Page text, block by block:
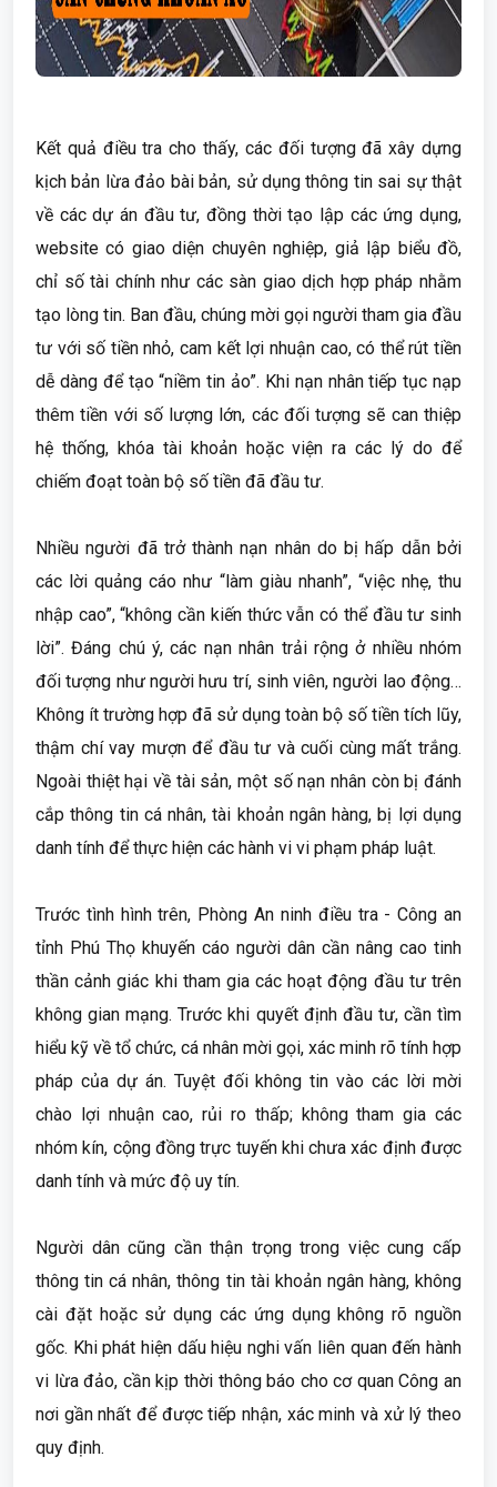
Kết quả điều tra cho thấy, các đối tượng đã xây dựng
kịch bản lừa đảo bài bản, sử dụng thông tin sai sự thật
về các dự án đầu tư, đồng thời tạo lập các ứng dụng,
website có giao diện chuyên nghiệp, giả lập biểu đồ,
chỉ số tài chính như các sàn giao dịch hợp pháp nhằm
tạo lòng tin. Ban đầu, chúng mời gọi người tham gia đầu
tư với số tiền nhỏ, cam kết lợi nhuận cao, có thể rút tiền
dễ dàng để tạo “niềm tin ảo”. Khi nạn nhân tiếp tục nạp
thêm tiền với số lượng lớn, các đối tượng sẽ can thiệp
hệ thống, khóa tài khoản hoặc viện ra các lý do để
chiếm đoạt toàn bộ số tiền đã đầu tư.
Nhiều người đã trở thành nạn nhân do bị hấp dẫn bởi
các lời quảng cáo như “làm giàu nhanh”, “việc nhẹ, thu
nhập cao”, “không cần kiến thức vẫn có thể đầu tư sinh
lời”. Đáng chú ý, các nạn nhân trải rộng ở nhiều nhóm
đối tượng như người hưu trí, sinh viên, người lao động…
Không ít trường hợp đã sử dụng toàn bộ số tiền tích lũy,
thậm chí vay mượn để đầu tư và cuối cùng mất trắng.
Ngoài thiệt hại về tài sản, một số nạn nhân còn bị đánh
cắp thông tin cá nhân, tài khoản ngân hàng, bị lợi dụng
danh tính để thực hiện các hành vi vi phạm pháp luật.
Trước tình hình trên, Phòng An ninh điều tra - Công an
tỉnh Phú Thọ khuyến cáo người dân cần nâng cao tinh
thần cảnh giác khi tham gia các hoạt động đầu tư trên
không gian mạng. Trước khi quyết định đầu tư, cần tìm
hiểu kỹ về tổ chức, cá nhân mời gọi, xác minh rõ tính hợp
pháp của dự án. Tuyệt đối không tin vào các lời mời
chào lợi nhuận cao, rủi ro thấp; không tham gia các
nhóm kín, cộng đồng trực tuyến khi chưa xác định được
danh tính và mức độ uy tín.
Người dân cũng cần thận trọng trong việc cung cấp
thông tin cá nhân, thông tin tài khoản ngân hàng, không
cài đặt hoặc sử dụng các ứng dụng không rõ nguồn
gốc. Khi phát hiện dấu hiệu nghi vấn liên quan đến hành
vi lừa đảo, cần kịp thời thông báo cho cơ quan Công an
nơi gần nhất để được tiếp nhận, xác minh và xử lý theo
quy định.